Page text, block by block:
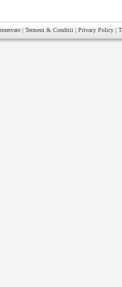
| Termeni & Conditii | Privacy Policy |